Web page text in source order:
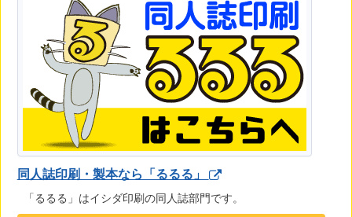
同人誌印刷・製本なら「るるる」
「るるる」はイシダ印刷の同人誌部門です。